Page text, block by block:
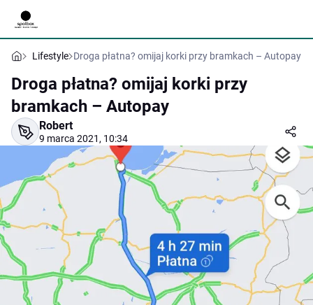
Lifestyle Droga płatna? omijaj korki przy bramkach – Autopay
Droga płatna? omijaj korki przy
bramkach – Autopay
Robert
9 marca 2021, 10:34